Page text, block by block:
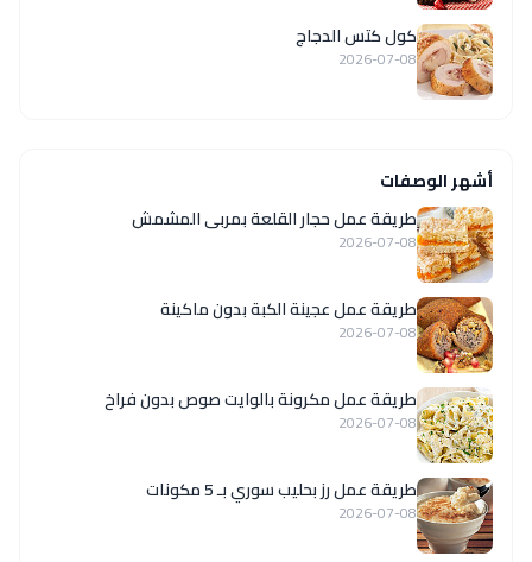
كول كتس الدجاج
2026-07-08
أشهر الوصفات
طريقة عمل حجار القلعة بمربى المشمش
2026-07-08
طريقة عمل عجينة الكبة بدون ماكينة
2026-07-08
طريقة عمل مكرونة بالوايت صوص بدون فراخ
2026-07-08
طريقة عمل رز بحليب سوري بـ 5 مكونات
2026-07-08